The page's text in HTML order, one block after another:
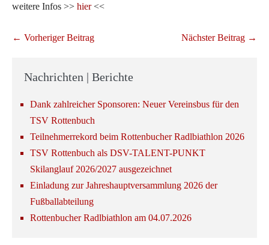
weitere Infos >> hier<<
Beitragsnavigation
← Vorheriger Beitrag Nächster Beitrag →
Nachrichten | Berichte
Dank zahlreicher Sponsoren: Neuer Vereinsbus für den
TSV Rottenbuch
Teilnehmerrekord beim Rottenbucher Radlbiathlon 2026
TSV Rottenbuch als DSV-TALENT-PUNKT
Skilanglauf 2026/2027 ausgezeichnet
Einladung zur Jahreshauptversammlung 2026 der
Fußballabteilung
Rottenbucher Radlbiathlon am 04.07.2026